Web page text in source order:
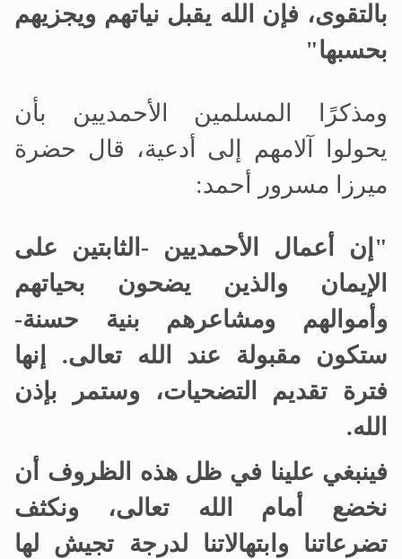
بالتقوى، فإن الله يقبل نياتهم ويجزيهم
بحسبها"
ومذكرًا المسلمين الأحمديين بأن
يحولوا آلامهم إلى أدعية، قال حضرة
ميرزا مسرور أحمد:
" إن أعمال الأحمديين -الثابتين على
الإيمان والذين يضحون بحياتهم
وأموالهم ومشاعرهم بنية حسنة-
ستكون مقبولة عند الله تعالى. إنها
فترة تقديم التضحيات، وستمر بإذن
الله.
فينبغي علينا في ظل هذه الظروف أن
نخضع أمام الله تعالى، ونكثف
تضرعاتنا وابتهالاتنا لدرجة تجيش لها